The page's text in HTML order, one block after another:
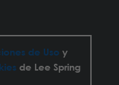
de Uso y
de Lee Spring